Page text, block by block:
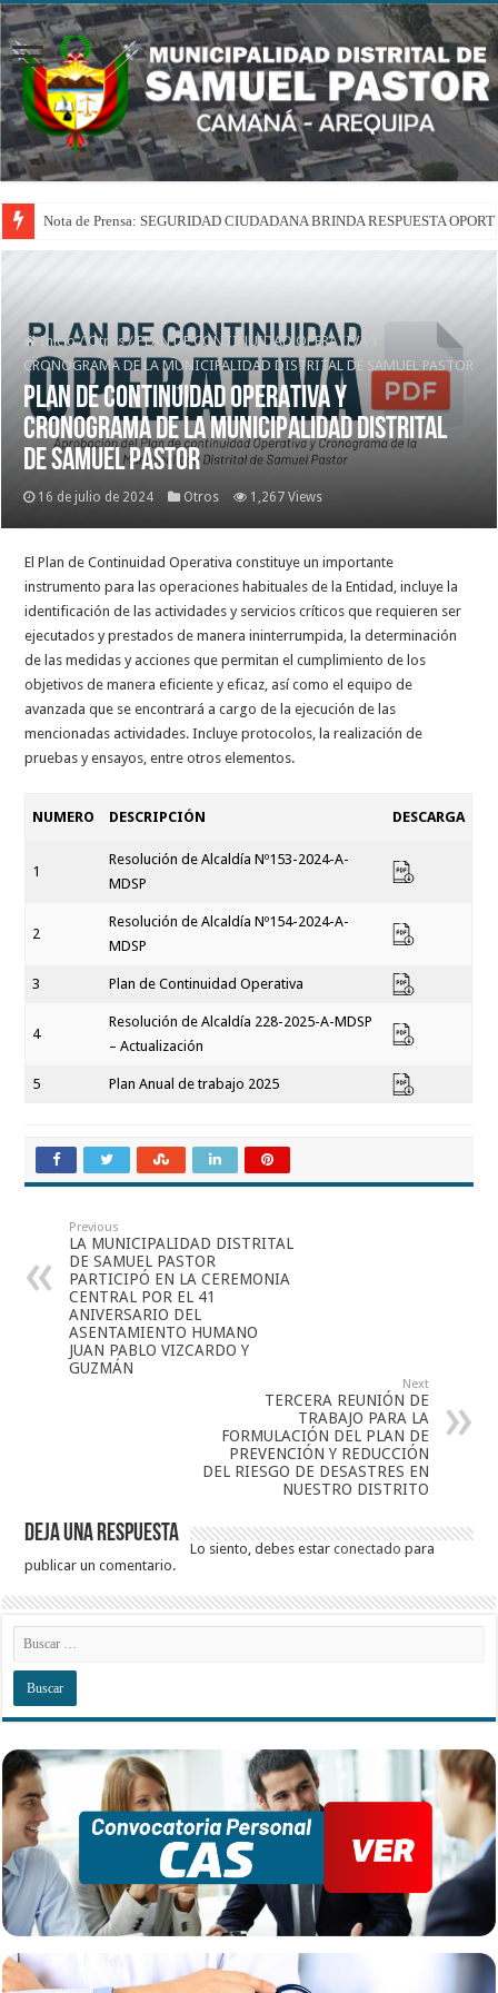
Nota de Prensa: SEGURIDAD CIUDADANA BRINDA RESPUESTA
Inicio / Otros / PLAN DE CONTINUIDAD OPERATIVA Y
CRONOGRAMA DE LA MUNICIPALIDAD DISTRITAL DE SAMUEL PASTOR
PLAN DE CONTINUIDAD OPERATIVA Y
CRONOGRAMA DE LA MUNICIPALIDAD DISTRITAL
DE SAMUEL PASTOR
16 de julio de 2024 Otros 1,267 Views
El Plan de Continuidad Operativa constituye un importante
instrumento para las operaciones habituales de la Entidad, incluye la
identificación de las actividades y servicios críticos que requieren ser
ejecutados y prestados de manera ininterrumpida, la determinación
de las medidas y acciones que permitan el cumplimiento de los
objetivos de manera eficiente y eficaz, así como el equipo de
avanzada que se encontrará a cargo de la ejecución de las
mencionadas actividades. Incluye protocolos, la realización de
pruebas y ensayos, entre otros elementos.
NUMERO DESCRIPCIÓN DESCARGA
1
Resolución de Alcaldía Nº153-2024-A-
MDSP
2
Resolución de Alcaldía Nº154-2024-A-
MDSP
3 Plan de Continuidad Operativa
4
Resolución de Alcaldía 228-2025-A-MDSP
– Actualización
5 Plan Anual de trabajo 2025
Previous
LA MUNICIPALIDAD DISTRITAL
DE SAMUEL PASTOR
PARTICIPÓ EN LA CEREMONIA
CENTRAL POR EL 41
ANIVERSARIO DEL
ASENTAMIENTO HUMANO
JUAN PABLO VIZCARDO Y
GUZMÁN
Next
TERCERA REUNIÓN DE
TRABAJO PARA LA
FORMULACIÓN DEL PLAN DE
PREVENCIÓN Y REDUCCIÓN
DEL RIESGO DE DESASTRES EN
NUESTRO DISTRITO
Deja una respuesta
Lo siento, debes estarconectado para
publicar un comentario.